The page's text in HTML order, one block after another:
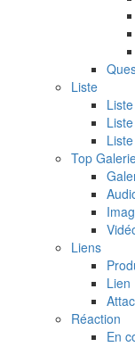
Liste
Top
Liens
Lien
Réaction
En